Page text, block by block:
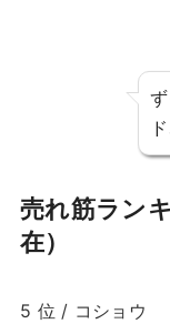
売れ筋ラン
在）
5 位 / コショウ